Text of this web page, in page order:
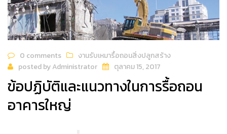
0 comments
งานรับเหมารื้อถอนสิ่งปลูกสร้าง
posted byAdministrator ตุลาคม 15, 2017
ข้อปฏิบัติและแนวทางในการรื้อถอน
อาคารใหญ่